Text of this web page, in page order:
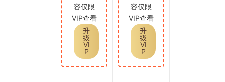
容仅限
VIP查看
升
级
VI
P
容仅限
VIP查看
升
级
VI
P